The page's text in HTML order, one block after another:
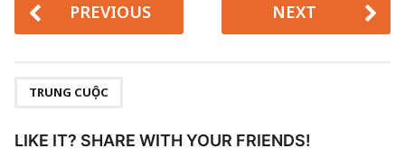
PREVIOUS NEXT
TRUNG CUỘC
LIKE IT? SHARE WITH YOUR FRIENDS!